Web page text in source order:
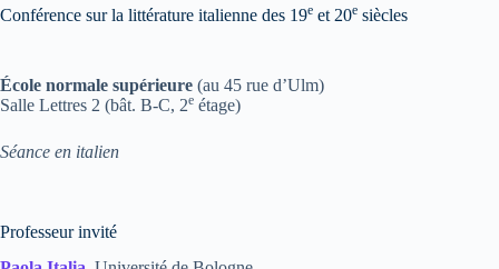
Conférence sur la littérature italienne des 19e et 20e siècles
École normale supérieure (au 45 rue d’Ulm)
Salle Lettres 2 (bât. B-C, 2e étage)
Séance en italien
Professeur invité